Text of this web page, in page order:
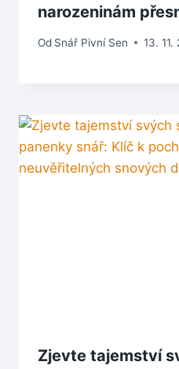
narozeninám
Od Snář Pivní Sen 13. 11.
Zjevte tajemství